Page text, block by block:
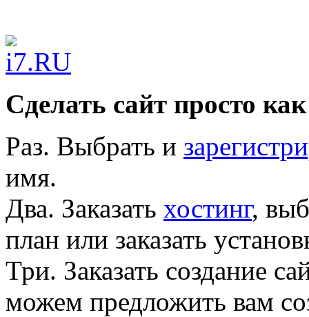
Сделать сайт просто как
Раз. Выбрать и
имя.
Два. Заказать хостинг,
план или заказать
Три. Заказать создание
можем предложить вам